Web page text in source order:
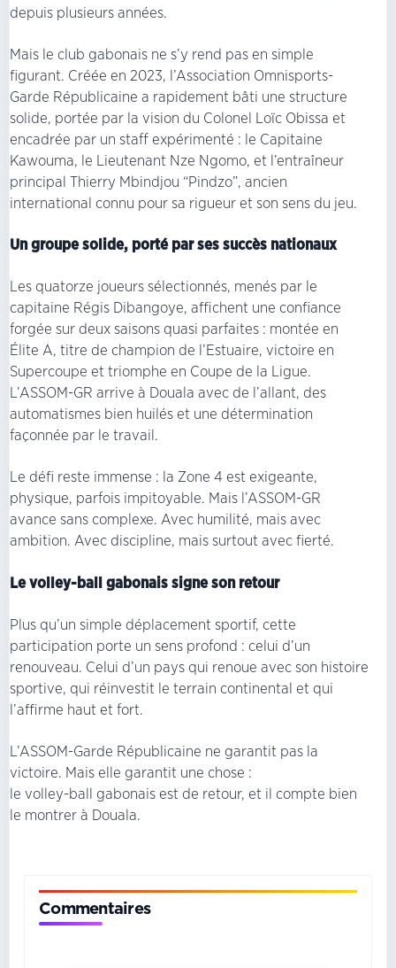
depuis plusieurs années.
Mais le club gabonais ne s’y rend pas en simple
figurant. Créée en 2023, l’Association Omnisports-
Garde Républicaine a rapidement bâti une structure
solide, portée par la vision du Colonel Loïc Obissa et
encadrée par un staff expérimenté : le Capitaine
Kawouma, le Lieutenant Nze Ngomo, et l’entraîneur
principal Thierry Mbindjou “Pindzo”, ancien
international connu pour sa rigueur et son sens du jeu.
Un groupe solide, porté par ses succès nationaux
Les quatorze joueurs sélectionnés, menés par le
capitaine Régis Dibangoye, affichent une confiance
forgée sur deux saisons quasi parfaites : montée en
Élite A, titre de champion de l’Estuaire, victoire en
Supercoupe et triomphe en Coupe de la Ligue.
L’ASSOM-GR arrive à Douala avec de l’allant, des
automatismes bien huilés et une détermination
façonnée par le travail.
Le défi reste immense : la Zone 4 est exigeante,
physique, parfois impitoyable. Mais l’ASSOM-GR
avance sans complexe. Avec humilité, mais avec
ambition. Avec discipline, mais surtout avec fierté.
Le volley-ball gabonais signe son retour
Plus qu’un simple déplacement sportif, cette
participation porte un sens profond : celui d’un
renouveau. Celui d’un pays qui renoue avec son histoire
sportive, qui réinvestit le terrain continental et qui
l’affirme haut et fort.
L’ASSOM-Garde Républicaine ne garantit pas la
victoire. Mais elle garantit une chose :
le volley-ball gabonais est de retour, et il compte bien
le montrer à Douala.
Commentaires